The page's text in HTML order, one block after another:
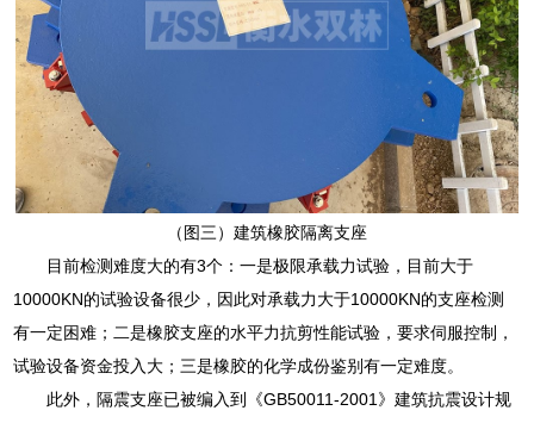
（图三）建筑橡胶隔离支座
目前检测难度大的有3个：一是极限承载力试验，目前大于
10000KN的试验设备很少，因此对承载力大于10000KN的支座检测
有一定困难；二是橡胶支座的水平力抗剪性能试验，要求伺服控制，
试验设备资金投入大；三是橡胶的化学成份鉴别有一定难度。
此外，隔震支座已被编入到《GB50011-2001》建筑抗震设计规